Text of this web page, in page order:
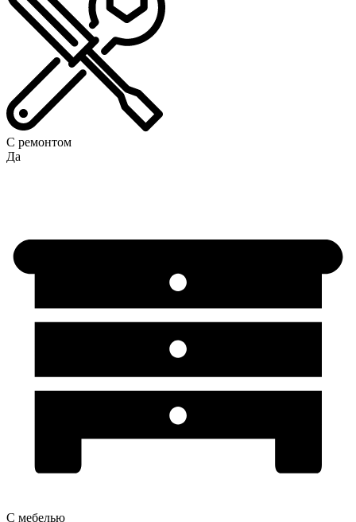
С ремонтом
Да
С мебелью